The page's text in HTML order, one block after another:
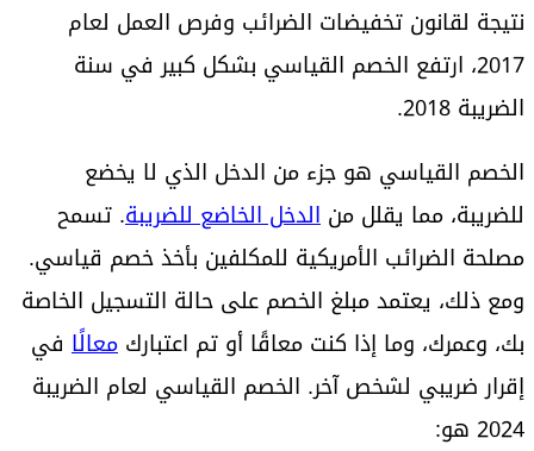
نتيجة لقانون تخفيضات الضرائب وفرص العمل لعام
2017، ارتفع الخصم القياسي بشكل كبير في سنة
الضريبة 2018.
الخصم القياسي هو جزء من الدخل الذي لا يخضع
للضريبة، مما يقلل من الدخل الخاضع للضريبة. تسمح
مصلحة الضرائب الأمريكية للمكلفين بأخذ خصم قياسي.
ومع ذلك، يعتمد مبلغ الخصم على حالة التسجيل الخاصة
بك، وعمرك، وما إذا كنت معاقًا أو تم اعتبارك معالًا في
إقرار ضريبي لشخص آخر. الخصم القياسي لعام الضريبة
2024 هو: